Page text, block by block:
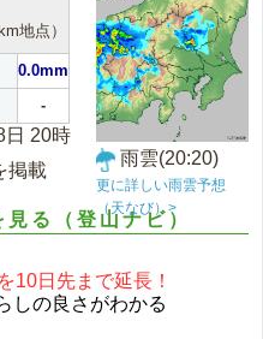
地点）
0.0mm
-
日 20時
掲載
雨雲(20:20)
更に詳しい雨雲予想
（天なび）>
る（登山ナビ）
10日先まで延長！
しの良さがわかる